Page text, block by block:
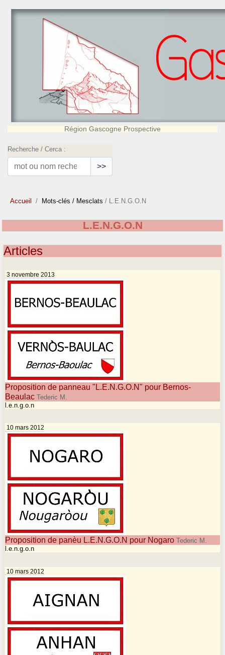
Région Gascogne Prospective
Recherche / Cerca :
>>
Accueil Mots-clés / Mesclats / L.E.N.G.O.N
L.E.N.G.O.N
Articles
3 novembre 2013
Proposition de panneau "L.E.N.G.O.N" pour Bernos-
Beaulac Tederic M.
l.e.n.g.o.n
10 mars 2012
Proposition de panèu L.E.N.G.O.N pour Nogaro Tederic M.
l.e.n.g.o.n
10 mars 2012